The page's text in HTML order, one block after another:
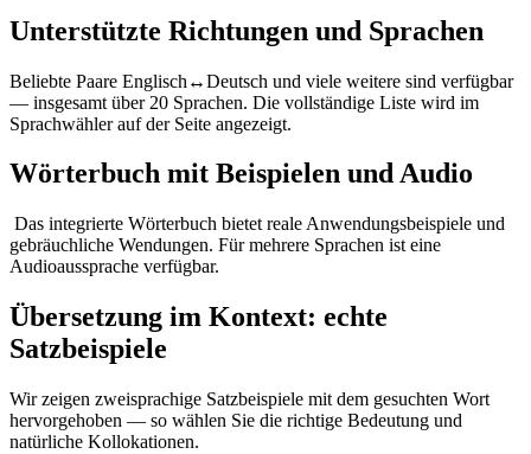
Unterstützte Richtungen und Sprachen
Beliebte Paare Englisch↔Deutsch und viele weitere sind verfügbar
— insgesamt über 20 Sprachen. Die vollständige Liste wird im
Sprachwähler auf der Seite angezeigt.
Wörterbuch mit Beispielen und Audio
Das integrierte Wörterbuch bietet reale Anwendungsbeispiele und
gebräuchliche Wendungen. Für mehrere Sprachen ist eine
Audioaussprache verfügbar.
Übersetzung im Kontext: echte
Satzbeispiele
Wir zeigen zweisprachige Satzbeispiele mit dem gesuchten Wort
hervorgehoben — so wählen Sie die richtige Bedeutung und
natürliche Kollokationen.